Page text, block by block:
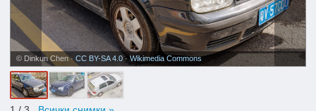
© Dinkun Chen · CC BY-SA 4.0 · Wikimedia Commons